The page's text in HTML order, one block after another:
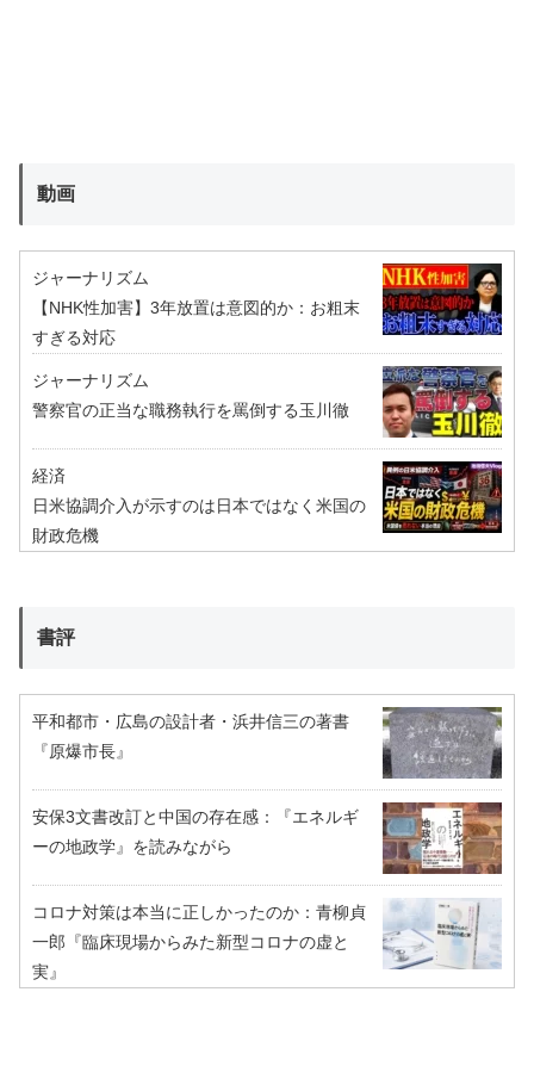
動画
ジャーナリズム
【NHK性加害】3年放置は意図的か：お粗末
すぎる対応
ジャーナリズム
警察官の正当な職務執行を罵倒する玉川徹
経済
日米協調介入が示すのは日本ではなく米国の
財政危機
書評
平和都市・広島の設計者・浜井信三の著書
『原爆市長』
安保3文書改訂と中国の存在感：『エネルギ
ーの地政学』を読みながら
コロナ対策は本当に正しかったのか：青柳貞
一郎『臨床現場からみた新型コロナの虚と
実』